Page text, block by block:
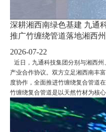
深耕湘西南绿色基建 九通
推广竹缠绕管道落地湘西
2026-07-22
近日，九通科技集团分别与湘西
产业合作协议。双方立足湘西南丰
度协作，全面推进竹缠绕复合管道
竹缠绕复合管道是以天然竹材为核